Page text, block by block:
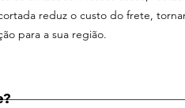
reduz o custo do frete,
para a sua região.